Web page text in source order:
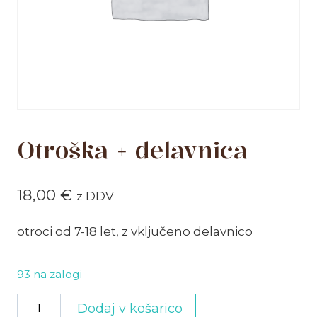
Otroška + delavnica
18,00 € z DDV
otroci od 7-18 let, z vključeno delavnico
93 na zalogi
Otroška
Dodaj v košarico